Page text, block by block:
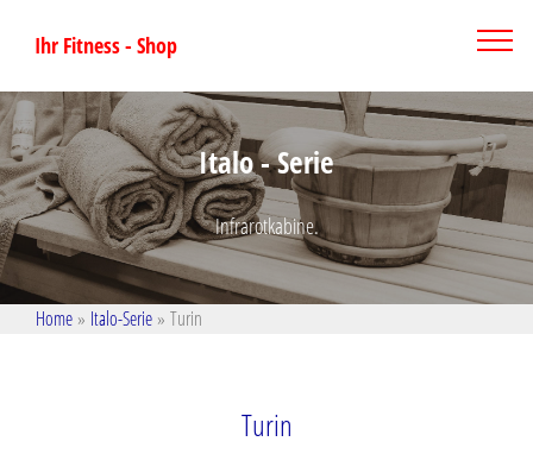
Ihr Fitness - Shop
Italo - Serie
Infrarotkabine.
Home » Italo-Serie » Turin
Turin